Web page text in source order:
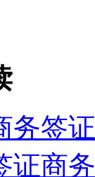
务签
证商